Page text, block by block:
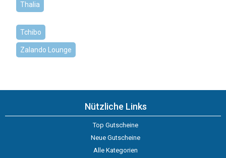
Thalia
Tchibo
Zalando Lounge
Nützliche Links
Top Gutscheine
Neue Gutscheine
Alle Kategorien